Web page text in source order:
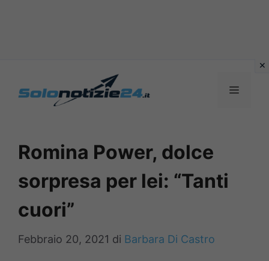
MENU
Romina Power, dolce
sorpresa per lei: “Tanti
cuori”
Febbraio 20, 2021 di Barbara Di Castro